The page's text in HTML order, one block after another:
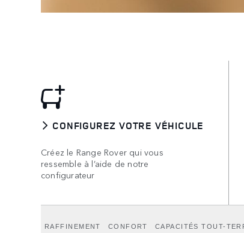
CONFIGUREZ VOTRE VÉHICULE
Créez le Range Rover qui vous
ressemble à l’aide de notre
configurateur
RAFFINEMENT CONFORT CAPACITÉS TOUT-